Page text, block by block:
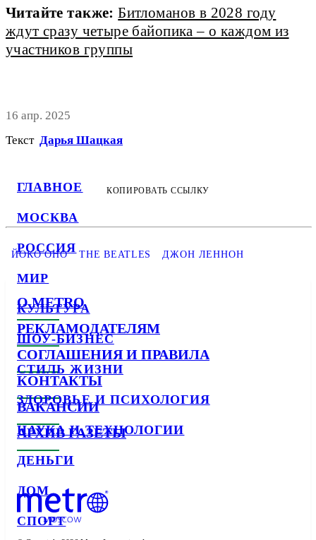
ГЛАВНОЕ
МОСКВА
РОССИЯ
МИР
КУЛЬТУРА
ШОУ-БИЗНЕС
СТИЛЬ ЖИЗНИ
ЗДОРОВЬЕ И ПСИХОЛОГИЯ
НАУКА И ТЕХНОЛОГИИ
ДЕНЬГИ
ДОМ
СПОРТ
Читайте также: Битломанов в 2028 году
ждут сразу четыре байопика – о каждом из
участников группы
16 апр. 2025
Текст Дарья Шацкая
КОПИРОВАТЬ ССЫЛКУ
ЙОКО ОНО THE BEATLES ДЖОН ЛЕННОН
О METRO
РЕКЛАМОДАТЕЛЯМ
СОГЛАШЕНИЯ И ПРАВИЛА
КОНТАКТЫ
ВАКАНСИИ
АРХИВ ГАЗЕТЫ